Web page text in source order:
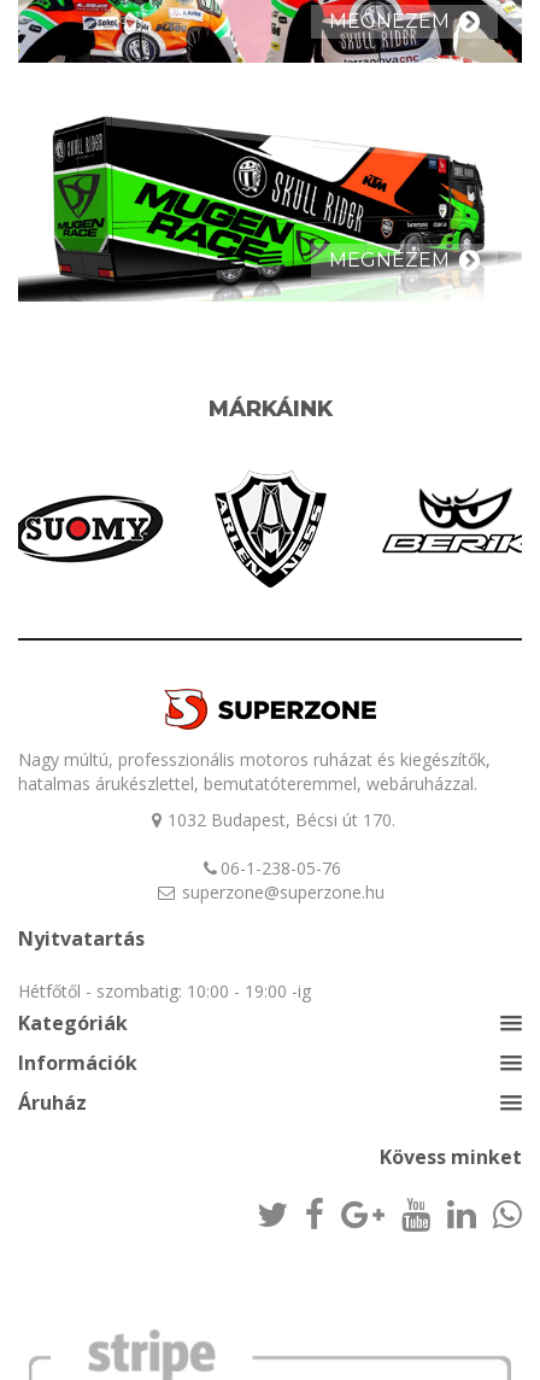
MEGNÉZEM
MEGNÉZEM
MÁRKÁINK
Nagy múltú, professzionális motoros ruházat és kiegészítők,
hatalmas árukészlettel, bemutatóteremmel, webáruházzal.
1032 Budapest, Bécsi út 170.
06-1-238-05-76
superzone@superzone.hu
Nyitvatartás
Hétfőtől - szombatig: 10:00 - 19:00 -ig
Kategóriák
Információk
Áruház
Kövess minket